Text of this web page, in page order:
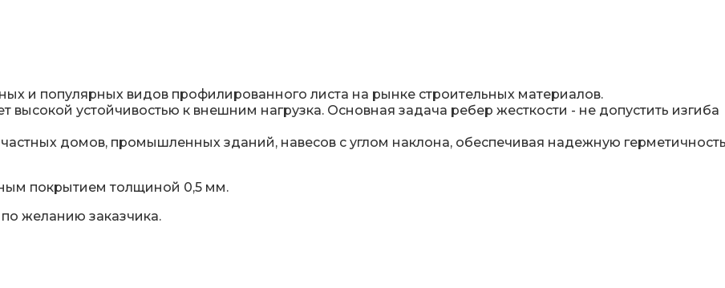
и популярных видов профилированного листа на рынке строительных материалов.
устойчивостью к внешним нагрузка. Основная задача ребер жесткости - не допустить изгиба
домов, промышленных зданий, навесов с углом наклона, обеспечивая надежную
покрытием толщиной 0,5 мм.
желанию заказчика.